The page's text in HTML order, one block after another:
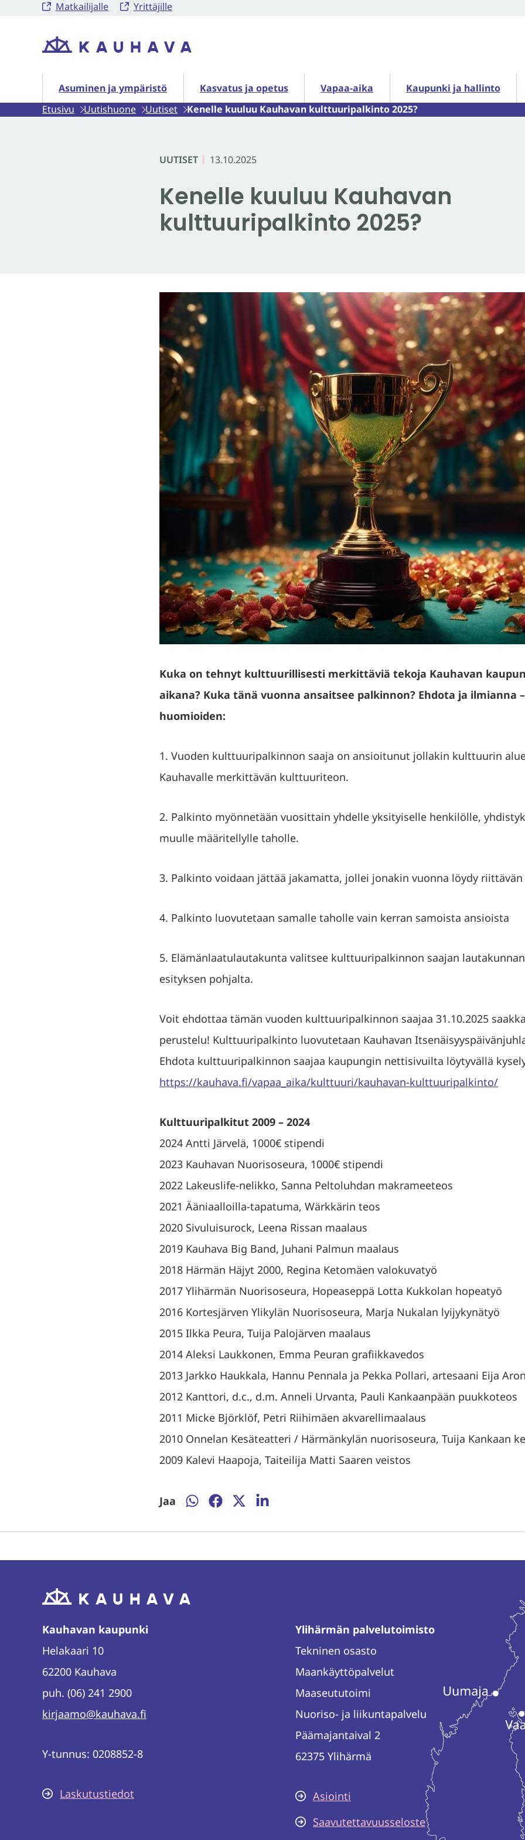
SiirryMatkailijalle Yrittäjille
Etusivu
Asuminen ja ympäristö
Asuminen ja ympäristö alasivut Kasvatus ja opetus
Kasvatus ja opetus alasivut Vapaa-aika
Vapaa-aika alasivutKaupunki ja hallinto
Kaupunki ja hallinto
Etusivu
Uutishuone Uutiset Kenelle kuuluu Kauhavan kulttuuripalkinto 2025?
UUTISET 13.10.2025
Kenelle kuuluu Kauhavan
kulttuuripalkinto 2025?
Kuka on tehnyt kulttuurillisesti merkittäviä tekoja Kauhavan
aikana? Kuka tänä vuonna ansaitsee palkinnon? Ehdota ja ilmianna
huomioiden:
1. Vuoden kulttuuripalkinnon saaja on ansioitunut jollakin kulttuurin
Kauhavalle merkittävän kulttuuriteon.
2. Palkinto myönnetään vuosittain yhdelle yksityiselle henkilölle,
muulle määritellylle taholle.
3. Palkinto voidaan jättää jakamatta, jollei jonakin vuonna löydy
4. Palkinto luovutetaan samalle taholle vain kerran samoista ansioista
5. Elämänlaatulautakunta valitsee kulttuuripalkinnon saajan
esityksen pohjalta.
Voit ehdottaa tämän vuoden kulttuuripalkinnon saajaa 31.10.2025
perustelu! Kulttuuripalkinto luovutetaan Kauhavan
Ehdota kulttuuripalkinnon saajaa kaupungin nettisivuilta löytyvällä
https://kauhava.fi/vapaa_aika/kulttuuri/kauhavan-kulttuuripalkinto/
Kulttuuripalkitut 2009 – 2024
2024 Antti Järvelä, 1000€ stipendi
2023 Kauhavan Nuorisoseura, 1000€ stipendi
2022 Lakeuslife-nelikko, Sanna Peltoluhdan makrameeteos
2021 Ääniaalloilla-tapatuma, Wärkkärin teos
2020 Sivuluisurock, Leena Rissan maalaus
2019 Kauhava Big Band, Juhani Palmun maalaus
2018 Härmän Häjyt 2000, Regina Ketomäen valokuvatyö
2017 Ylihärmän Nuorisoseura, Hopeaseppä Lotta Kukkolan hopeatyö
2016 Kortesjärven Ylikylän Nuorisoseura, Marja Nukalan lyijykynätyö
2015 Ilkka Peura, Tuija Palojärven maalaus
2014 Aleksi Laukkonen, Emma Peuran grafiikkavedos
2013 Jarkko Haukkala, Hannu Pennala ja Pekka Pollari, artesaani Eija
2012 Kanttori, d.c., d.m. Anneli Urvanta, Pauli Kankaanpään puukkoteos
2011 Micke Björklöf, Petri Riihimäen akvarellimaalaus
2010 Onnelan Kesäteatteri / Härmänkylän nuorisoseura, Tuija Kankaan
2009 Kalevi Haapoja, Taiteilija Matti Saaren veistos
Jaa
Jaa
Jaa
Jaa
Jaa
Kauhavan kaupunki
Helakaari 10
62200 Kauhava
puh. (06) 241 2900
kirjaamo@kauhava.fi
Y-tunnus: 0208852-8
Laskutustiedot
Ylihärmän palvelutoimisto
Tekninen osasto
Maankäyttöpalvelut
Maaseututoimi
Nuoriso- ja liikuntapalvelu
Päämajantaival 2
62375 Ylihärmä
Asiointi
Saavutettavuusseloste